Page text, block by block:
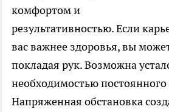
комфортом и
результативностью. Если
вас важнее здоровья, вы
покладая рук. Возможна
необходимостью
Напряженная обстановка